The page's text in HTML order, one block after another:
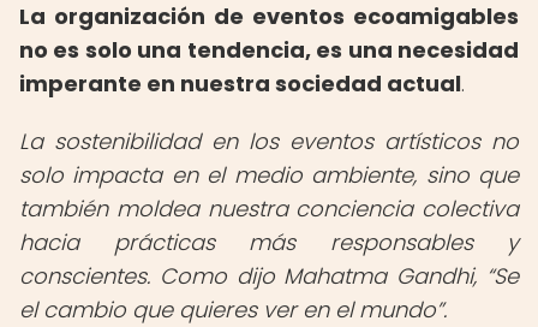
La organización de eventos ecoamigables
no es solo una tendencia, es una necesidad
imperante en nuestra sociedad actual.
La sostenibilidad en los eventos artísticos no
solo impacta en el medio ambiente, sino que
también moldea nuestra conciencia colectiva
hacia prácticas más responsables y
conscientes. Como dijo Mahatma Gandhi, Se
el cambio que quieres ver en el mundo .